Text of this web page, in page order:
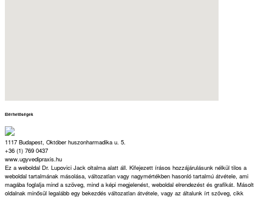
Elérhetőségek
1117 Budapest, Október huszonharmadika u. 5.
+36 (1) 769 0437
www.ugyvedipraxis.hu
Ez a weboldal Dr. Lupovici Jack oltalma alatt áll. Kifejezett írásos hozzájárulásunk nélkül tilos a
weboldal tartalmának másolása, változatlan vagy nagymértékben hasonló tartalmú átvétele, ami
magába foglalja mind a szöveg, mind a képi megjelenést, weboldal elrendezést és grafikát. Másolt
oldalnak minősül legalább egy bekezdés változatlan átvétele, vagy az általunk írt szöveg, cikk